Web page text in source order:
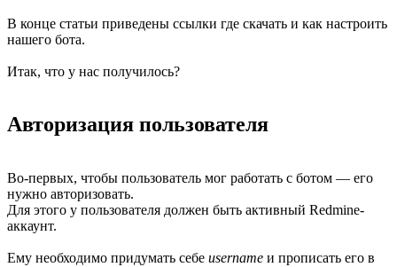
В конце статьи приведены ссылки где скачать и как настроить
нашего бота.
Итак, что у нас получилось?
Авторизация пользователя
Во-первых, чтобы пользователь мог работать с ботом — его
нужно авторизовать.
Для этого у пользователя должен быть активный Redmine-
аккаунт.
Ему необходимо придумать себе username и прописать его в